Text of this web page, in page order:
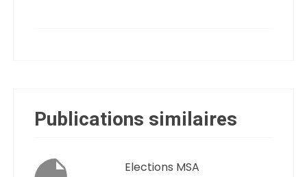
Publications similaires
Elections MSA